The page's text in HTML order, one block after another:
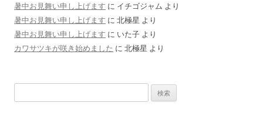
暑中お見舞い申し上げます に イチゴジャム より
暑中お見舞い申し上げます に 北極星 より
暑中お見舞い申し上げます に いた子 より
カワサツキが咲き始めました に 北極星 より
索: